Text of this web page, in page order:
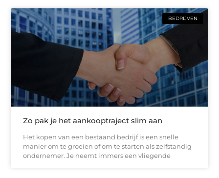
BEDRIJVEN
Zo pak je het aankooptraject slim aan
Het kopen van een bestaand bedrijf is een snelle
manier om te groeien of om te starten als zelfstandig
ondernemer. Je neemt immers een vliegende